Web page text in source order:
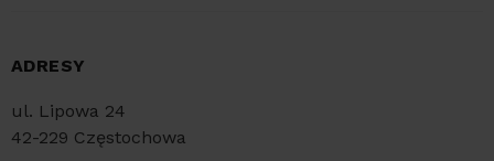
ADRESY
ul. Lipowa 24
42-229 Częstochowa